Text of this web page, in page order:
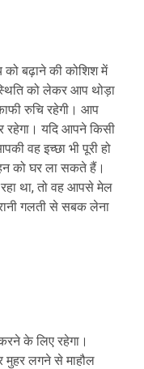
बढ़ाने की कोशिश में
को लेकर आप थोड़ा
रुचि रहेगी। आप
यदि आपने किसी
वह इच्छा भी पूरी हो
को घर ला सकते हैं।
था, तो वह आपसे मेल
गलती से सबक लेना
के लिए रहेगा।
मुहर लगने से माहौल